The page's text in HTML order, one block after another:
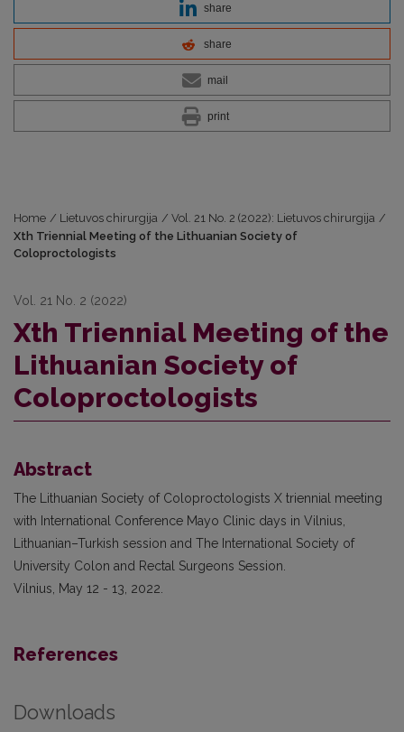
share
share
mail
print
Home / Lietuvos chirurgija / Vol. 21 No. 2 (2022): Lietuvos chirurgija /
Xth Triennial Meeting of the Lithuanian Society of
Coloproctologists
Vol. 21 No. 2 (2022)
Xth Triennial Meeting of the
Lithuanian Society of
Coloproctologists
Abstract
The Lithuanian Society of Coloproctologists X triennial meeting
with International Conference Mayo Clinic days in Vilnius,
Lithuanian–Turkish session and The International Society of
University Colon and Rectal Surgeons Session.
Vilnius, May 12 - 13, 2022.
References
Downloads